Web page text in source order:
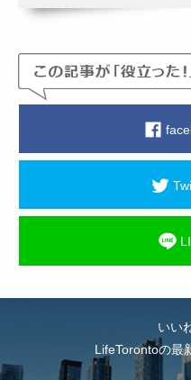
いい
LifeTorontoの最